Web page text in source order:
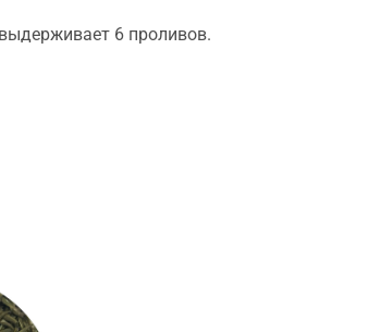
6 проливов.